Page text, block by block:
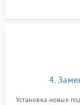
4.
Установка новых